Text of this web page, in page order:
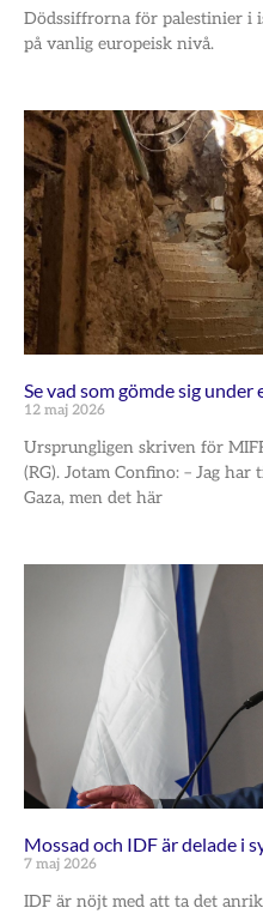
Dödssiffrorna för palestinier i
på vanlig europeisk nivå.
Se vad som gömde sig
12 maj 2026
Ursprungligen skriven för
(RG). Jotam Confino: – Jag
Gaza, men det här
Mossad och IDF är delade i
7 maj 2026
IDF är nöjt med att ta det